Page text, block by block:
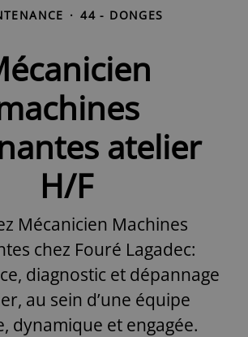
· 44 - DONGES
atelier
H/F
Mécanicien Machines
chez Fouré Lagadec:
diagnostic et dépannage
au sein d’une équipe
dynamique et engagée.